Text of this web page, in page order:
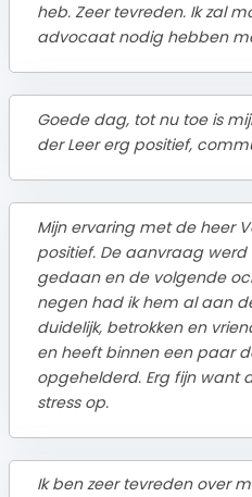
heb. Zeer tevreden. Ik zal
advocaat nodig hebben
Goede dag, tot nu toe is
der Leer erg positief,
Mijn ervaring met de heer
positief. De aanvraag
gedaan en de volgende
negen had ik hem al aan
duidelijk, betrokken en
en heeft binnen een paar
opgehelderd. Erg fijn want
stress op.
Ik ben zeer tevreden over